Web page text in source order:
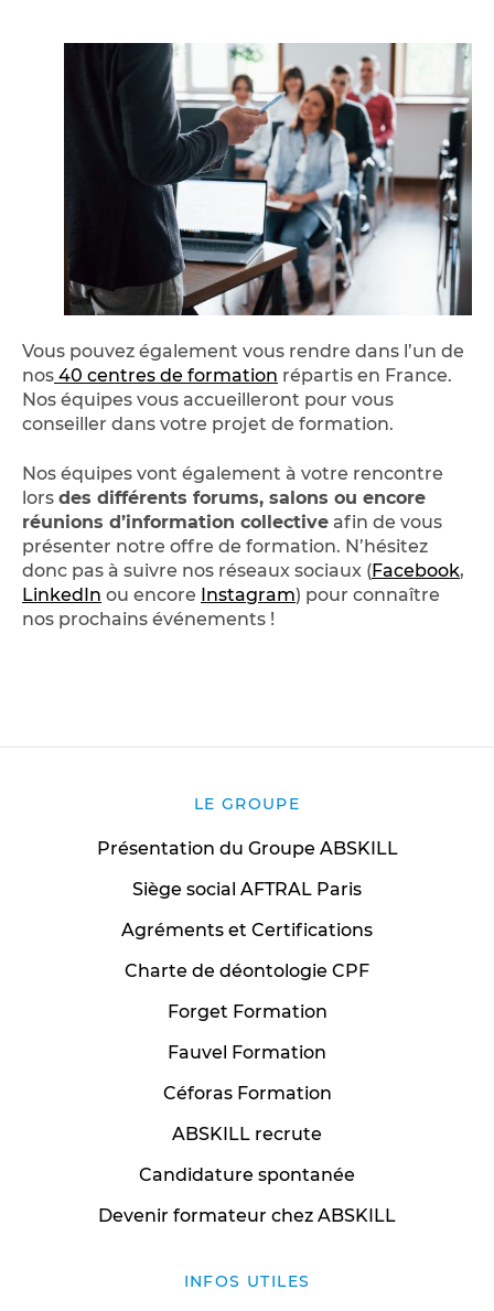
Vous pouvez également vous rendre dans l’un de
nos 40 centres de formation répartis en France.
Nos équipes vous accueilleront pour vous
conseiller dans votre projet de formation.
Nos équipes vont également à votre rencontre
lors des différents forums, salons ou encore
réunions d’information collective afin de vous
présenter notre offre de formation. N’hésitez
donc pas à suivre nos réseaux sociaux (Facebook,
LinkedIn ou encore Instagram) pour connaître
nos prochains événements !
LE GROUPE
Présentation du Groupe ABSKILL
Siège social AFTRAL Paris
Agréments et Certifications
Charte de déontologie CPF
Forget Formation
Fauvel Formation
Céforas Formation
ABSKILL recrute
Candidature spontanée
Devenir formateur chez ABSKILL
INFOS UTILES